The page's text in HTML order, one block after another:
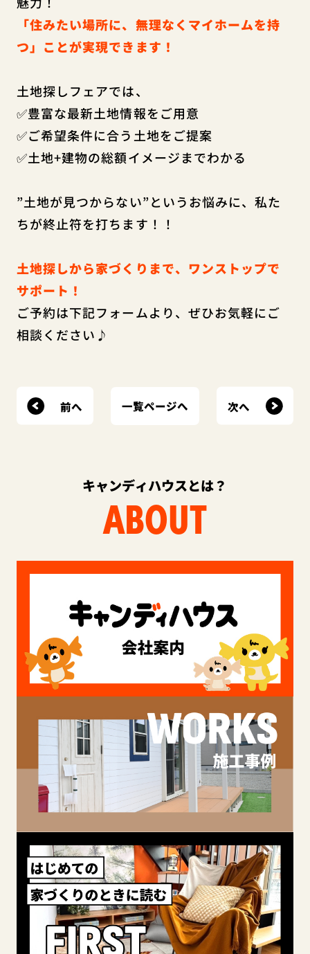
「住みたい場所に、無理なくマイホームを持
つ」ことが実現できます！
土地探しフェアでは、
✅豊富な最新土地情報をご用意
✅ご希望条件に合う土地をご提案
✅土地+建物の総額イメージまでわかる
”土地が見つからない”というお悩みに、私た
ちが終止符を打ちます！！
土地探しから家づくりまで、ワンストップで
サポート！
ご予約は下記フォームより、ぜひお気軽にご
相談ください♪
前へ 一覧ページへ 次へ
キャンディハウスとは？
ABOUT